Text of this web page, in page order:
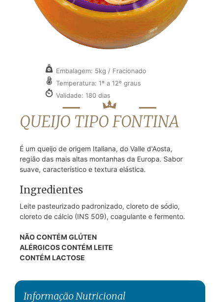
Embalagem: 5kg / Fracionado
Temperatura: 1º a 12º graus
Validade: 180 dias
QUEIJO TIPO FONTINA
É um queijo de origem Italiana, do Valle d'Aosta,
região das mais altas montanhas da Europa. Sabor
suave, característico e textura elástica.
Ingredientes
Leite pasteurizado padronizado, cloreto de sódio,
cloreto de cálcio (INS 509), coagulante e fermento.
NÃO CONTÉM GLÚTEN
ALÉRGICOS CONTÉM LEITE
CONTÉM LACTOSE
Informação Nutricional